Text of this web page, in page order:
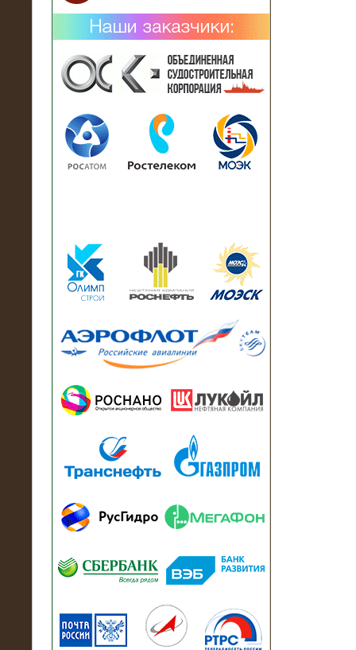
02.02.2019
Нагрузочный комплекс 26 МВт (10
кВ) поставлен в аренду на
13.07.2018
модуль в контейнере 2700 кВА на
Балтийский завод
Активно-реактивные нагрузочные
модули 15 МВт (21,5 МВА) На Кубок
конфедераций